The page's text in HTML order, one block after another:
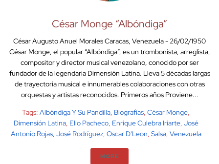
César Monge “Albóndiga”
César Augusto Anuel Morales Caracas, Venezuela - 26/02/1950
César Monge, el popular “Albóndiga”, es un trombonista, arreglista,
compositor y director musical venezolano, conocido por ser
fundador de la legendaria Dimensión Latina. Lleva 5 décadas largas
de trayectoria musical e innumerables colaboraciones con otras
orquestas y artistas reconocidos. Primeros años Proviene...
Tags: Albóndiga Y Su Pandilla, Biografías, César Monge,
Dimensión Latina, Elio Pacheco, Enrique Culebra Iriarte, José
Antonio Rojas, José Rodríguez, Oscar D'Leon, Salsa, Venezuela
MORE